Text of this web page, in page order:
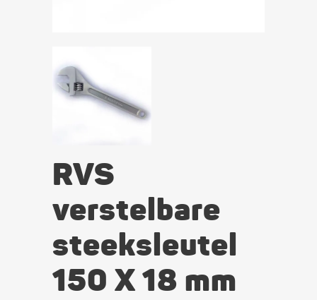
RVS
verstelbare
steeksleutel
150 X 18 mm